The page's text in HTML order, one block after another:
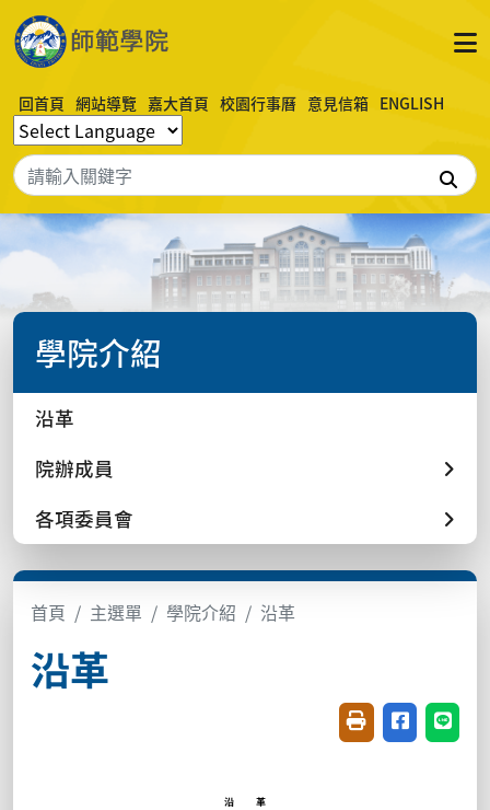
回首頁 網站導覽 嘉大首頁 校園行事曆 意見信箱 ENGLISH
搜尋
學院介紹
沿革
院辦成員
各項委員會
首頁 主選單 學院介紹 沿革
沿革
友善列印(開新視
分享至臉書
分享
沿 革